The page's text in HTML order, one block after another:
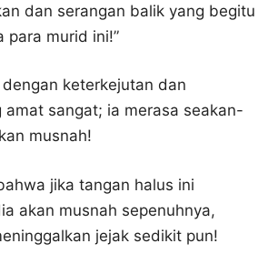
dan serangan balik yang begitu
para murid ini!”
keterkejutan dan
amat sangat; ia merasa seakan-
musnah!
jika tangan halus ini
akan musnah sepenuhnya,
jejak sedikit pun!